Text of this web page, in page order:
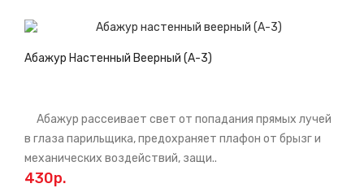
Абажур Настенный Веерный (А-3)
Абажур рассеивает свет от попадания прямых лучей
в глаза парильщика, предохраняет плафон от брызг и
механических воздействий, защи..
430р.